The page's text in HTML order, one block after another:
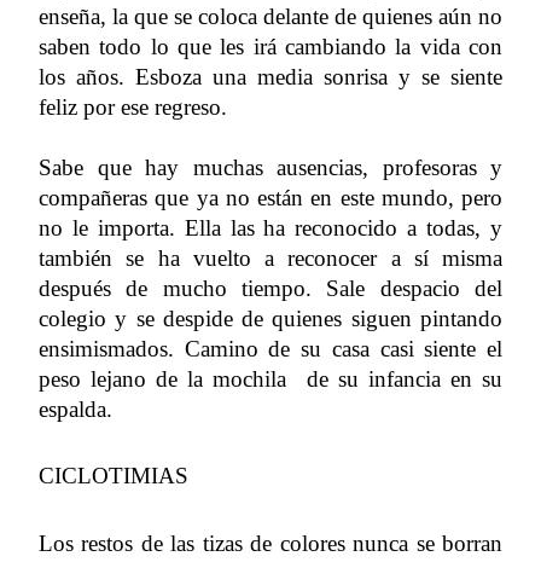
enseña, la que se coloca delante de quienes aún no
saben todo lo que les irá cambiando la vida con
los años. Esboza una media sonrisa y se siente
feliz por ese regreso.
Sabe que hay muchas ausencias, profesoras y
compañeras que ya no están en este mundo, pero
no le importa. Ella las ha reconocido a todas, y
también se ha vuelto a reconocer a sí misma
después de mucho tiempo. Sale despacio del
colegio y se despide de quienes siguen pintando
ensimismados. Camino de su casa casi siente el
peso lejano de la mochila de su infancia en su
espalda.
CICLOTIMIAS
Los restos de las tizas de colores nunca se borran